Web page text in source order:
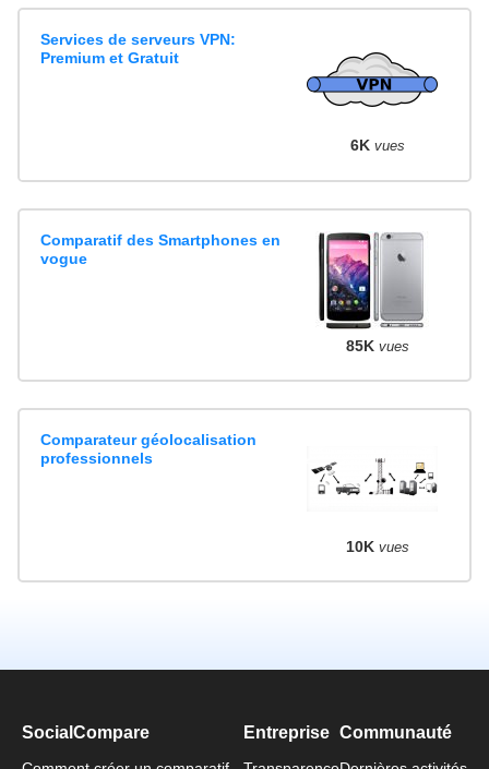
Services de serveurs VPN:
Premium et Gratuit
6K vues
Comparatif des Smartphones en
vogue
85K vues
Comparateur géolocalisation
professionnels
10K vues
SocialCompare Entreprise Communauté